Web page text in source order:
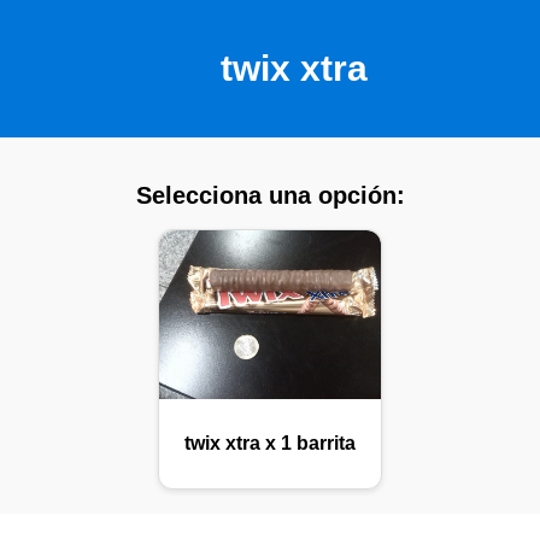
twix xtra
Selecciona una opción:
twix xtra x 1 barrita